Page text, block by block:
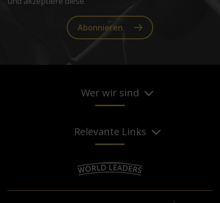
Abonnieren
Wer wir sind
Relevante Links